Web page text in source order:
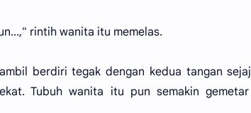
rintih wanita itu memelas.
berdiri tegak dengan kedua tangan
Tubuh wanita itu pun semakin